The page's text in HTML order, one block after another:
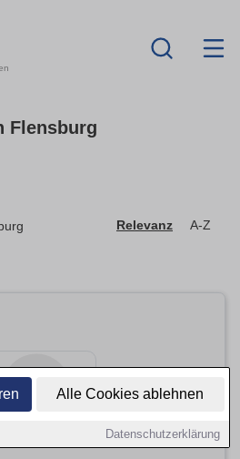
Alle Cookies ablehnen
Datenschutzerklärung
Flensburg
Relevanz A-Z